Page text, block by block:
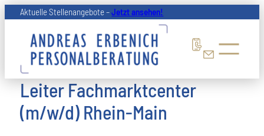
Inhalt
springen
Aktuelle Stellenangebote –Jetzt ansehen!
Leiter Fachmarktcenter
(m/w/d) Rhein-Main